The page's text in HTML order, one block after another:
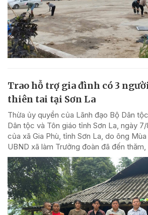
Trao hỗ trợ gia đình có 3
thiên tai tại Sơn La
Thừa ủy quyền của Lãnh đạo Bộ Dân
Dân tộc và Tôn giáo tỉnh Sơn La, ngày
của xã Gia Phù, tỉnh Sơn La, do ông
UBND xã làm Trưởng đoàn đã đến thăm,